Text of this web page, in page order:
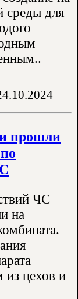
среды для
прошли
ЧС
на
из цехов и